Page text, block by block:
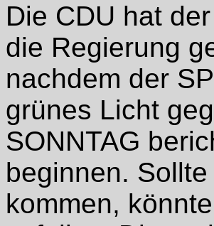
Die CDU hat
die Regierung
nachdem der
grünes Licht
SONNTAG
beginnen.
kommen,